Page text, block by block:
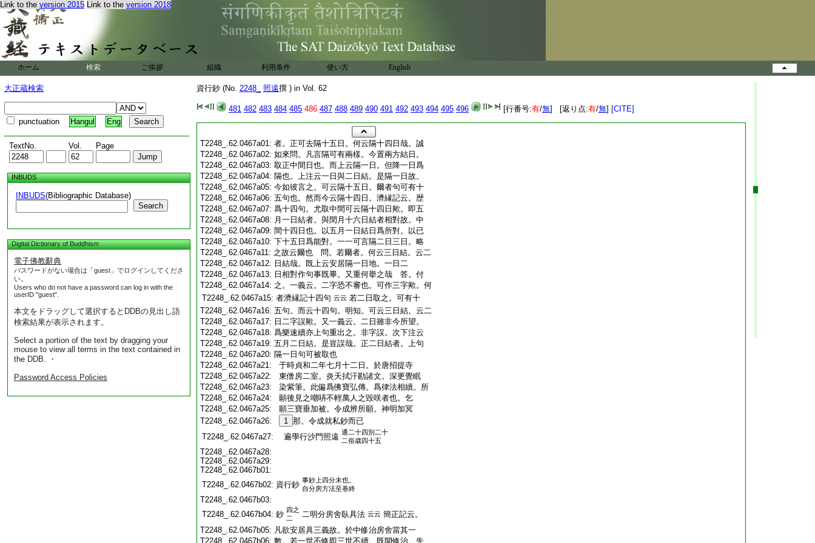
Link to the version 2015 Link to the version 2018
ホーム 検索 ご挨拶 組織 利用条件 使い方 English
大正蔵検索
punctuation Hangul Eng
TextNo. Vol. Page
INBUDS
INBUDS(Bibliographic Database)
Search
Digital Dictionary of Buddhism
電子佛教辭典
パスワードがない場合は「guest」でログインしてくださ
い。
Users who do not have a password can log in with the
userID "guest".
本文をドラッグして選択するとDDBの見出し語
検索結果が表示されます。
Select a portion of the text by dragging your
mouse to view all terms in the text contained in
the DDB. ・
Password Access Policies
資行鈔 (No. 2248_ 照遠撰 ) in Vol. 62
481 482 483 484 485 486 487 488 489 490 491 492 493 494 495 496 [行番号:有/無] [返り点:有/無] [CITE]
T2248_.62.0467a01: 者。正可去隔十五日。何云隔十四日哉。誠
T2248_.62.0467a02: 如來問。凡言隔可有兩樣。今置兩方結日。
T2248_.62.0467a03: 取正中間日也。而上云隔一日。但降一日爲
T2248_.62.0467a04: 隔也。上注云一日與二日結。是隔一日故。
T2248_.62.0467a05: 今如彼言之。可云隔十五日。爾者句可有十
T2248_.62.0467a06: 五句也。然而今云隔十四日。濟縁記云。歴
T2248_.62.0467a07: 爲十四句。尤取中間可云隔十四日歟。即五
T2248_.62.0467a08: 月一日結者。與閏月十六日結者相對故。中
T2248_.62.0467a09: 間十四日也。以五月一日結日爲所對。以已
T2248_.62.0467a10: 下十五日爲能對。一一可言隔二日三日。略
T2248_.62.0467a11: 之故云爾也 問。若爾者。何云三日結。云二
T2248_.62.0467a12: 日結哉。既上云安居隔一日地。一日二
T2248_.62.0467a13: 日相對作句事既畢。又重何擧之哉 答。付
T2248_.62.0467a14: 之。一義云。二字恐不審也。可作三字歟。何
T2248_.62.0467a15: 者濟縁記十四句 云云 若二日取之。可有十
T2248_.62.0467a16: 五句。而云十四句。明知。可云三日結。云二
T2248_.62.0467a17: 日二字誤歟。又一義云。二日雖非今所望。
T2248_.62.0467a18: 爲樂速續亦上句重出之。非字誤。次下注云
T2248_.62.0467a19: 五月二日結。是豈誤哉。正二日結者。上句
T2248_.62.0467a20: 隔一日句可被取也
T2248_.62.0467a21:
于時貞和二年七月十二日。於唐招提寺
T2248_.62.0467a22:
東僧房二室。炎天拭汗勘諸文。深更覺眠
T2248_.62.0467a23:
染紫筆。此偏爲佛寶弘傳。爲律法相續。所
T2248_.62.0467a24:
願後見之嘲哢不輕萬人之毀咲者也。乞
T2248_.62.0467a25:
願三寶垂加被。令成辨所願。神明加冥
T2248_.62.0467a26:
1 那。令成就私鈔而已
T2248_.62.0467a27:
遍學行沙門照遠 通二十四別二十
二俗歳四十五
T2248_.62.0467a28:
T2248_.62.0467a29:
T2248_.62.0467b01:
T2248_.62.0467b02: 資行鈔 事鈔上四分末也。
自分房方法至卷終
T2248_.62.0467b03:
T2248_.62.0467b04: 鈔 四之
二
二明分房舍臥具法 云云 簡正記云。
T2248_.62.0467b05: 凡欲安居具三義故。於中修治房舍當其一
T2248_.62.0467b06: 數。若一世不修即三世不續。既開修治。先